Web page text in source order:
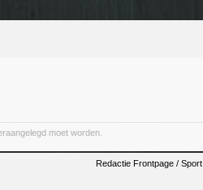
moet worden.
Redactie Frontpage / Sport